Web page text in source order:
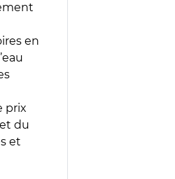
en
prix
du
et